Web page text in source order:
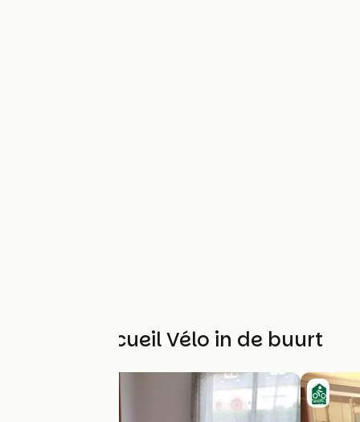
Andere Accueil Vélo in de buurt